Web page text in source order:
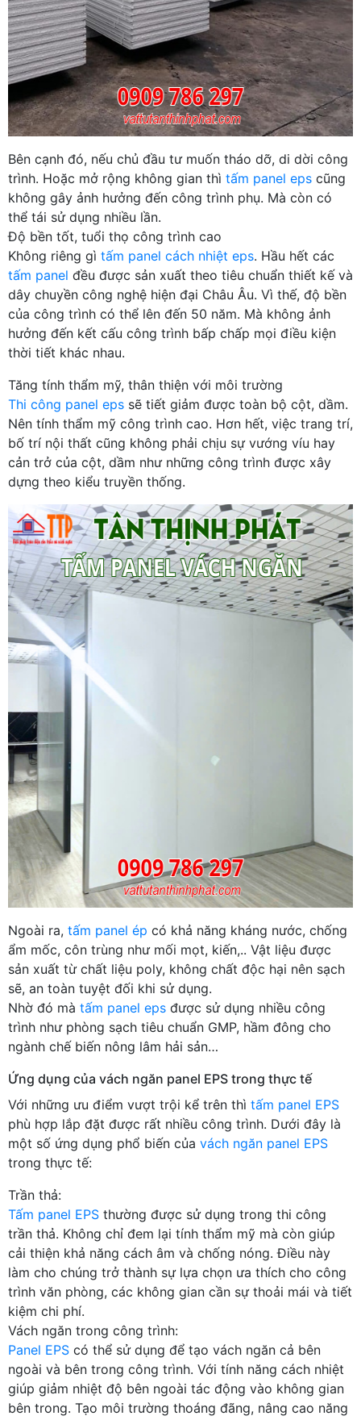
Bên cạnh đó, nếu chủ đầu tư muốn tháo dỡ, di dời công
trình. Hoặc mở rộng không gian thì tấm panel eps cũng
không gây ảnh hưởng đến công trình phụ. Mà còn có
thể tái sử dụng nhiều lần.
Độ bền tốt, tuổi thọ công trình cao
Không riêng gì tấm panel cách nhiệt eps. Hầu hết các
tấm panel đều được sản xuất theo tiêu chuẩn thiết kế và
dây chuyền công nghệ hiện đại Châu Âu. Vì thế, độ bền
của công trình có thể lên đến 50 năm. Mà không ảnh
hưởng đến kết cấu công trình bấp chấp mọi điều kiện
thời tiết khác nhau.
Tăng tính thẩm mỹ, thân thiện với môi trường
Thi công panel eps sẽ tiết giảm được toàn bộ cột, dầm.
Nên tính thẩm mỹ công trình cao. Hơn hết, việc trang trí,
bố trí nội thất cũng không phải chịu sự vướng víu hay
cản trở của cột, dầm như những công trình được xây
dựng theo kiểu truyền thống.
Ngoài ra, tấm panel ép có khả năng kháng nước, chống
ẩm mốc, côn trùng như mối mọt, kiến,.. Vật liệu được
sản xuất từ chất liệu poly, không chất độc hại nên sạch
sẽ, an toàn tuyệt đối khi sử dụng.
Nhờ đó mà tấm panel eps được sử dụng nhiều công
trình như phòng sạch tiêu chuẩn GMP, hầm đông cho
ngành chế biến nông lâm hải sản…
Ứng dụng của vách ngăn panel EPS trong thực tế
Với những ưu điểm vượt trội kể trên thì tấm panel EPS
phù hợp lắp đặt được rất nhiều công trình. Dưới đây là
một số ứng dụng phổ biến của vách ngăn panel EPS
trong thực tế:
Trần thả:
Tấm panel EPS thường được sử dụng trong thi công
trần thả. Không chỉ đem lại tính thẩm mỹ mà còn giúp
cải thiện khả năng cách âm và chống nóng. Điều này
làm cho chúng trở thành sự lựa chọn ưa thích cho công
trình văn phòng, các không gian cần sự thoải mái và tiết
kiệm chi phí.
Vách ngăn trong công trình:
Panel EPS có thể sử dụng để tạo vách ngăn cả bên
ngoài và bên trong công trình. Với tính năng cách nhiệt
giúp giảm nhiệt độ bên ngoài tác động vào không gian
bên trong. Tạo môi trường thoáng đãng, nâng cao năng